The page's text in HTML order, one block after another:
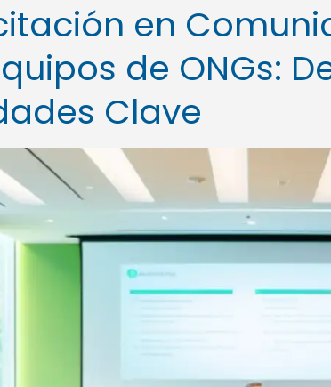
en
de ONGs:
Clave